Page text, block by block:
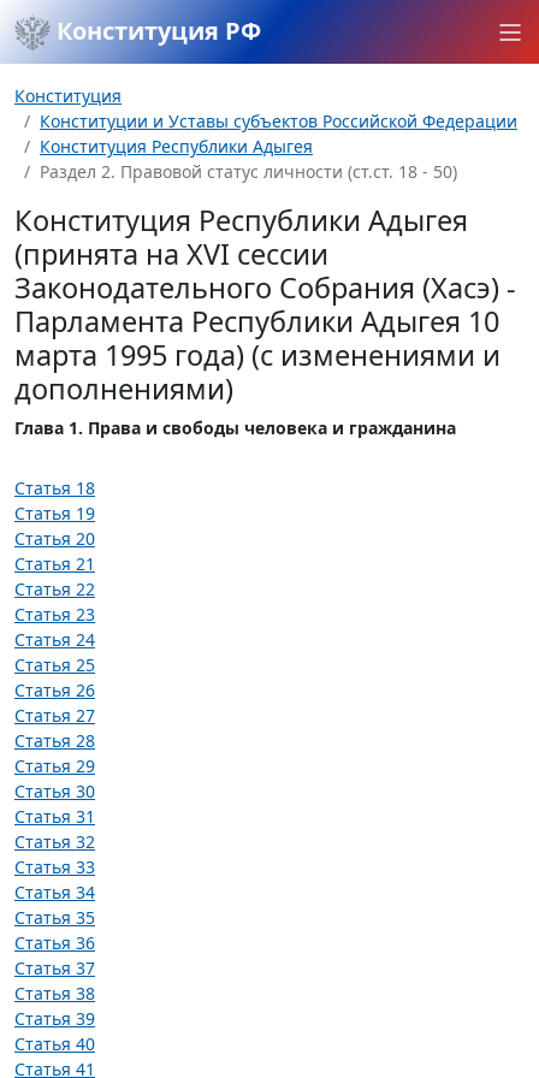
Конституция РФ
Конституция
Конституции и Уставы субъектов Российской Федерации
Конституция Республики Адыгея
Раздел 2. Правовой статус личности (ст.ст. 18 - 50)
Конституция Республики Адыгея
(принята на XVI сессии
Законодательного Собрания (Хасэ) -
Парламента Республики Адыгея 10
марта 1995 года) (с изменениями и
дополнениями)
Глава 1. Права и свободы человека и гражданина
Статья 18
Статья 19
Статья 20
Статья 21
Статья 22
Статья 23
Статья 24
Статья 25
Статья 26
Статья 27
Статья 28
Статья 29
Статья 30
Статья 31
Статья 32
Статья 33
Статья 34
Статья 35
Статья 36
Статья 37
Статья 38
Статья 39
Статья 40
Статья 41